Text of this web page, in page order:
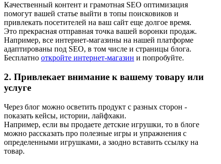
Качественный контент и грамотная SEO оптимизация
помогут вашей статье выйти в топы поисковиков и
привлекать посетителей на ваш сайт еще долгое время.
Это прекрасная отправная точка вашей воронки продаж.
Например, все интернет-магазины на нашей платформе
адаптированы под SEO, в том числе и страницы блога.
Бесплатно откройте интернет-магазин и попробуйте.
2. Привлекает внимание к вашему товару или
услуге
Через блог можно осветить продукт с разных сторон -
показать кейсы, истории, лайфхаки.
Например, если вы продаете детские игрушки, то в блоге
можно рассказать про полезные игры и упражнения с
определенными игрушками, а заодно вставить ссылку на
товар.